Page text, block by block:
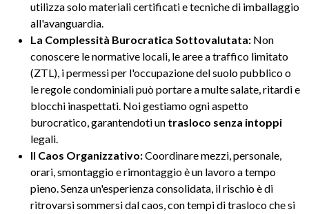
utilizza solo materiali certificati e tecniche di imballaggio
all'avanguardia.
La Complessità Burocratica Sottovalutata: Non
conoscere le normative locali, le aree a traffico limitato
(ZTL), i permessi per l'occupazione del suolo pubblico o
le regole condominiali può portare a multe salate, ritardi e
blocchi inaspettati. Noi gestiamo ogni aspetto
burocratico, garantendoti un trasloco senza intoppi
legali.
Il Caos Organizzativo:Coordinare mezzi, personale,
orari, smontaggio e rimontaggio è un lavoro a tempo
pieno. Senza un'esperienza consolidata, il rischio è di
ritrovarsi sommersi dal caos, con tempi di trasloco che si